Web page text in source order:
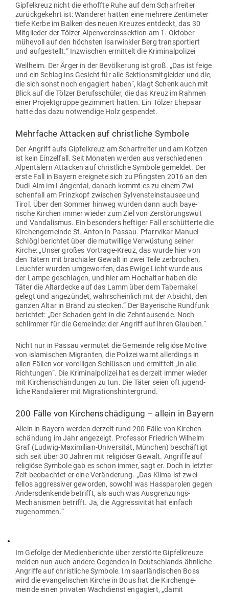
Gip­fel­kreuz nicht die erhoffte Ruhe auf dem Scharfreiter
zurück­ge­kehrt ist: Wan­derer hatten eine mehrere Zen­ti­meter
tiefe Kerbe im Balken des neuen Kreuzes ent­deckt, das 30
Mit­glieder der Tölzer Alpen­ver­eins­sektion am 1. Oktober
mühevoll auf den höchsten Isar­winkler Berg trans­por­tiert
und auf­ge­stellt.“ Inzwi­schen ermittelt die Kri­mi­nal­po­lizei
Weilheim. Der Ärger in der Bevöl­kerung ist groß. „Das ist feige
und ein Schlag ins Gesicht für alle Sek­ti­ons­mitg­leider und die,
die sich sonst noch enga­giert haben“, klagt Schenk auch mit
Blick auf die Tölzer Berufs­schüler, die das Kreuz im Rahmen
einer Pro­jekt­gruppe gezimmert hatten. Ein Tölzer Ehepaar
hatte das dazu not­wendige Holz gespendet.
Mehr­fache Attacken auf christ­liche Symbole
Der Angriff aufs Gip­fel­kreuz am Scharfreiter und am Kotzen
ist kein Ein­zelfall. Seit Monaten werden aus ver­schie­denen
Alpen­tälern Attacken auf christ­liche Symbole gemeldet. Der
erste Fall in Bayern ereignete sich zu Pfingsten 2016 an den
Dudl-Alm im Län­gental, danach kommt es zu einem Zwi­
schenfall am Prinzkopf zwi­schen Syl­ven­stein­stausee und
Tirol. Über den Sommer hinweg wurden dann auch baye­
rische Kirchen immer wieder zum Ziel von Zer­stö­rungswut
und Van­da­lismus. Ein besonders hef­tiger Fall erschüt­terte die
Kir­chen­ge­meinde St. Anton in Passau. Pfarr­vikar Manuel
Schlögl berichtet über die mut­willige Ver­wüstung seiner
Kirche: „Unser großes Vor­trage-Kreuz, das wurde hier von
den Tätern mit bra­chialer Gewalt in zwei Teile zer­brochen.
Leuchter wurden umge­worfen, das Ewige Licht wurde aus
der Lampe geschlagen, und hier am Hoch­altar haben die
Täter die Altar­decke auf das Lamm über dem Taber­nakel
gelegt und ange­zündet, wahr­scheinlich mit der Absicht, den
ganzen Altar in Brand zu stecken.“ Der Baye­rische Rundfunk
berichtet: „Der Schaden geht in die Zehn­tau­sende. Noch
schlimmer für die Gemeinde: der Angriff auf ihren Glauben.“
Nicht nur in Passau ver­mutet die Gemeinde reli­giöse Motive
von isla­mi­schen Migranten, die Polizei warnt aller­dings in
allen Fällen vor vor­ei­ligen Schlüssen und ermittelt „in alle
Rich­tungen“. Die Kri­mi­nal­po­lizei hat es derzeit immer wieder
mit Kir­chen­schän­dungen zu tun. Die Täter seien oft jugend­
liche Ran­da­lierer mit Migrationshintergrund.
200 Fälle von Kir­chen­schä­digung – allein in Bayern
Allein in Bayern werden derzeit rund 200 Fälle von Kir­chen­
schändung im Jahr ange­zeigt. Pro­fessor Friedrich Wilhelm
Graf (Ludwig-Maxi­milian-Uni­ver­sität, München) beschäftigt
sich seit über 30 Jahren mit reli­giöser Gewalt. Angriffe auf
reli­giöse Symbole gab es schon immer, sagt er. Doch in letzter
Zeit beob­achtet er eine Ver­än­derung. „Das Klima ist zwei­
fellos aggres­siver geworden, sowohl was Hass­pa­rolen gegen
Anders­den­kende betrifft, als auch was Aus­gren­zungs-
Mecha­nismen betrifft. Ja, die Aggres­si­vität hat einfach
zugenommen.“
Im Gefolge der Medi­en­be­richte über zer­störte Gip­fel­kreuze
melden nun auch andere Gegenden in Deutsch­lands ähn­liche
Angriffe auf christ­liche Symbole. Im saar­län­di­schen Boss
wird die evan­ge­li­schen Kirche in Bous hat die Kir­chen­ge­
meinde einen pri­vaten Wach­dienst enga­giert, „damit